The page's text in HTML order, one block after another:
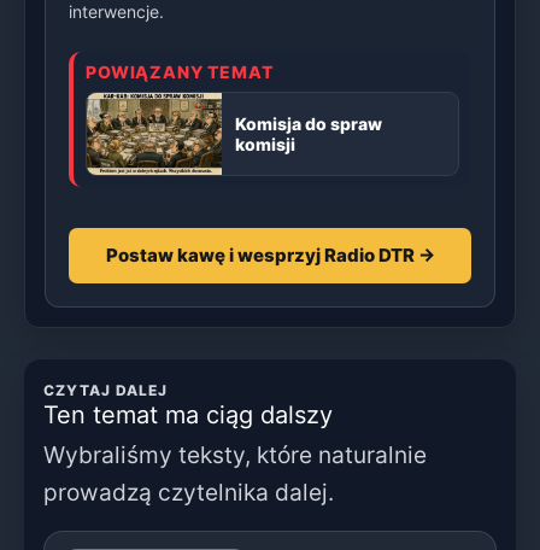
interwencje.
POWIĄZANY TEMAT
Komisja do spraw
komisji
Postaw kawę i wesprzyj Radio DTR →
CZYTAJ DALEJ
Ten temat ma ciąg dalszy
Wybraliśmy teksty, które naturalnie
prowadzą czytelnika dalej.